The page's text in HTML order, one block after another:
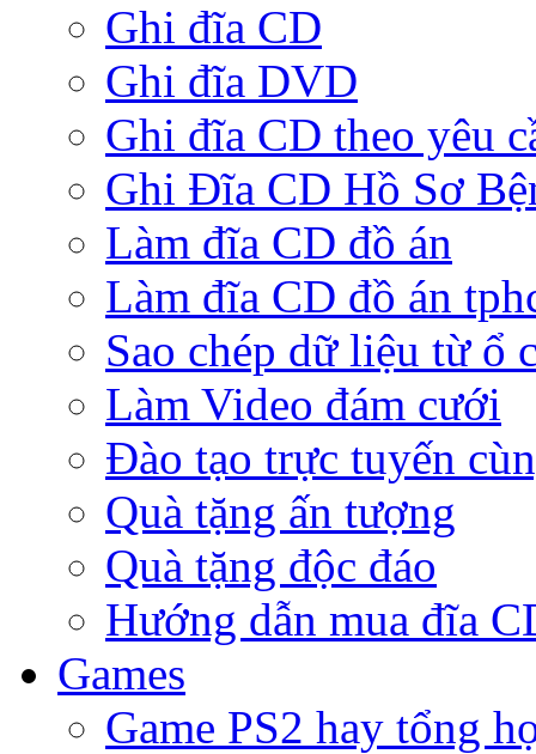
Ghi đĩa CD
Ghi đĩa DVD
Ghi đĩa CD theo yêu
Ghi Đĩa CD Hồ Sơ
Làm đĩa CD đồ án
Làm đĩa CD đồ án
Sao chép dữ liệu từ ổ
Làm Video đám cưới
Đào tạo trực tuyến
Quà tặng ấn tượng
Quà tặng độc đáo
Hướng dẫn mua đĩa
Games
Game PS2 hay tổng